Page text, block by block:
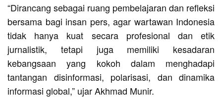
“Dirancang sebagai ruang pembelajaran dan refleksi
bersama bagi insan pers, agar wartawan Indonesia
tidak hanya kuat secara profesional dan etik
jurnalistik, tetapi juga memiliki kesadaran
kebangsaan yang kokoh dalam menghadapi
tantangan disinformasi, polarisasi, dan dinamika
informasi global,” ujar Akhmad Munir.